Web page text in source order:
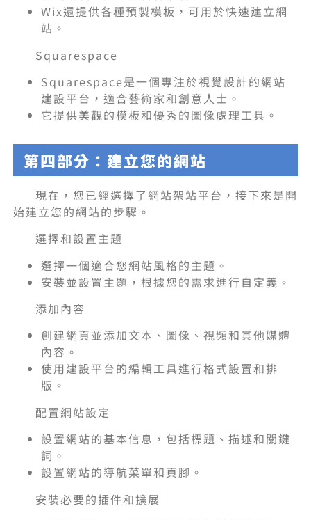
Wix還提供各種預製模板，可用於快速建立網
站。
Squarespace
Squarespace是一個專注於視覺設計的網站
建設平台，適合藝術家和創意人士。
它提供美觀的模板和優秀的圖像處理工具。
第四部分：建立您的網站
現在，您已經選擇了網站架站平台，接下來是開
始建立您的網站的步驟。
選擇和設置主題
選擇一個適合您網站風格的主題。
安裝並設置主題，根據您的需求進行自定義。
添加內容
創建網頁並添加文本、圖像、視頻和其他媒體
內容。
使用建設平台的編輯工具進行格式設置和排
版。
配置網站設定
設置網站的基本信息，包括標題、描述和關鍵
詞。
設置網站的導航菜單和頁腳。
安裝必要的插件和擴展